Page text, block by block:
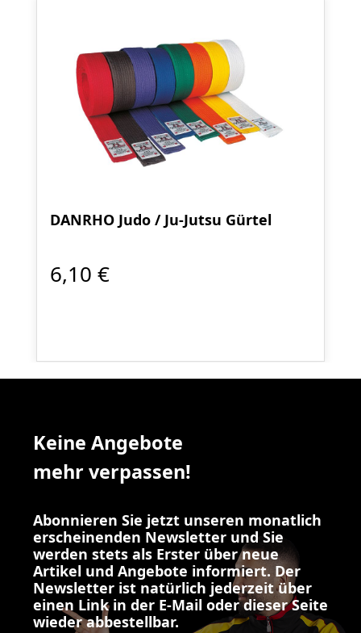
DANRHO Judo / Ju-Jutsu Gürtel
6,10 €
Keine Angebote
mehr verpassen!
Abonnieren Sie jetzt unseren monatlich
erscheinenden Newsletter und Sie
werden stets als Erster über neue
Artikel und Angebote informiert. Der
Newsletter ist natürlich jederzeit über
einen Link in der E-Mail oder dieser Seite
wieder abbestellbar.